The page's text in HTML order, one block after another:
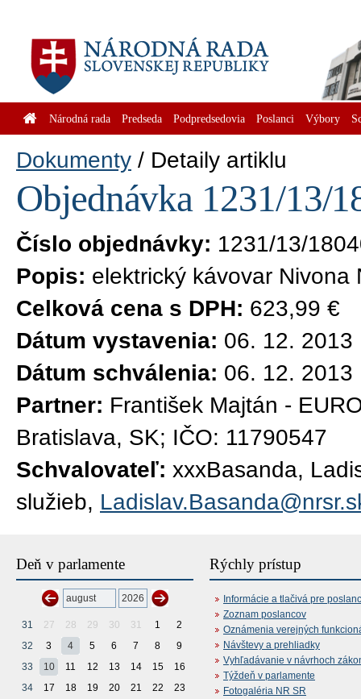
Národná rada Predseda Podpredsedovia Poslanci Výbory
Dokumenty Detaily artiklu
Objednávka 1231/13/
Číslo objednávky: 1231/13/
Popis: elektrický kávovar Nivona
Celková cena s DPH: 623,99 €
Dátum vystavenia: 06. 12. 2013
Dátum schválenia: 06. 12. 2013
Partner: František Majtán -
Bratislava, SK; IČO: 11790547
Schvalovateľ: xxxBasanda,
služieb,
Deň v parlamente
31 27 28 29 30 31 1
2
32
3 4 5 6 7 8
9
33
10 11 12 13 14 15
16
34
17 18 19 20 21 22
23
Rýchly prístup
Informácie a tlačivá pre
Zoznam poslancov
Oznámenia verejných
Návštevy a prehliadky
Vyhľadávanie v návrhoch
Týždeň v parlamente
Fotogaléria NR SR